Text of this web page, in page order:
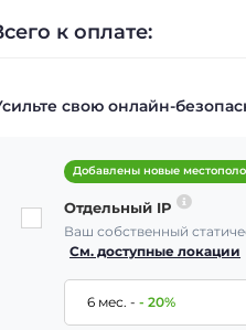
к оплате:
свою онлайн-
Добавлены новые
Отдельный IP
Ваш собственный
См. доступные локации
6 мес.--20%